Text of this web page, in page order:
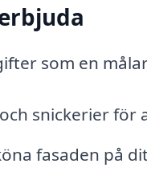
som en
snickerier för
fasaden på